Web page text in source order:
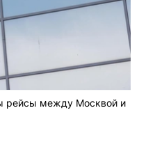
рейсы между Москвой и